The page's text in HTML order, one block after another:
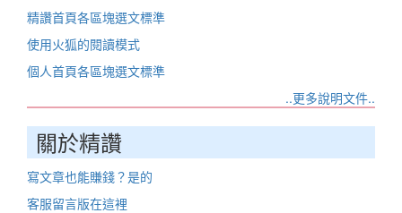
精讚首頁各區塊選文標準
使用火狐的閱讀模式
個人首頁各區塊選文標準
..更多說明文件..
關於精讚
寫文章也能賺錢？是的
客服留言版在這裡